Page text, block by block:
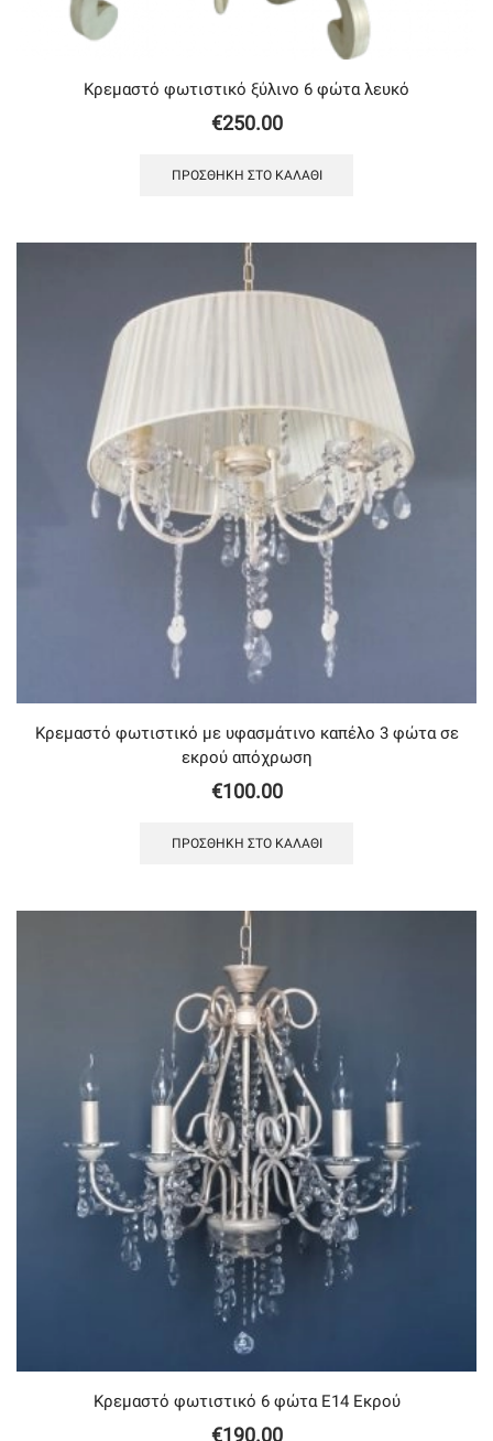
Κρεμαστό φωτιστικό ξύλινο 6 φώτα λευκό
€250.00
ΠΡΟΣΘΉΚΗ ΣΤΟ ΚΑΛΆΘΙ
Κρεμαστό φωτιστικό με υφασμάτινο καπέλο 3 φώτα σε
εκρού απόχρωση
€100.00
ΠΡΟΣΘΉΚΗ ΣΤΟ ΚΑΛΆΘΙ
Κρεμαστό φωτιστικό 6 φώτα Ε14 Εκρού
€190.00